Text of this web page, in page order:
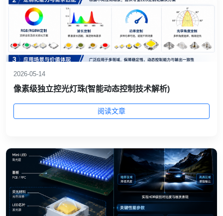
2026-05-14
像素级独立控光灯珠(智能动态控制技术解析)
阅读文章